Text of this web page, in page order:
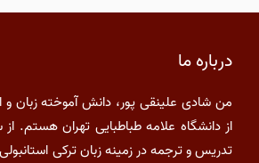
درباره ما
من شادی علینقی پور، دانش آموخته زبان و
تدریس و ترجمه در زمینه زبان ترکی